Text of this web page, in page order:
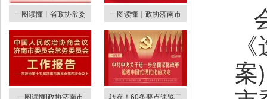
一图读懂丨省政协常委 一图读懂｜政协济南市
一图读懂|政协济南市 转存！60条要点速览二
案